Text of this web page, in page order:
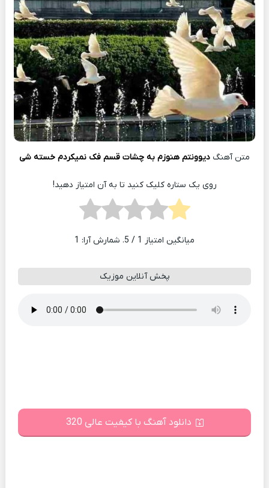
متن آهنگ دیوونتم هنوزم به چشات قسم فک نمیکردم خسته شی
روی یک ستاره کلیک کنید تا به آن امتیاز دهید!
میانگین امتیاز 1 / 5. شمارش آرا: 1
پخش آنلاین موزیک
دانلود آهنگ با کیفیت عالی 320